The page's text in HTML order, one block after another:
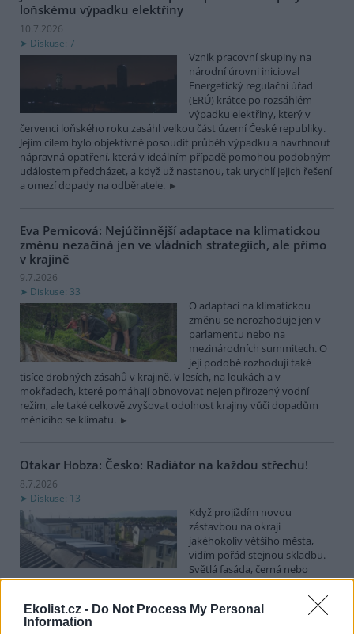
Ekolist.cz - Do Not Process My Personal
Information
loňskému výpadku elektřiny
10.7.2026
Diskuse: 7
Vznik pracovní skupiny na
národní úrovni inicioval
Energetický regulační úřad
(ERÚ) krátce po rozsáhlém
výpadku elektřiny, který v
červenci loňského roku zasáhl velkou část území České republiky.
Jejím cílem bylo objektivně posoudit průběh výpadku a navrhnout
nápravná opatření, která v ideálním případě pomohou podobným
událostem předcházet, a když už nastanou, tak urychlí jejich řešení
a omezí dopady na odběratele.
Eva Pernicová: Nejúčinnější adaptace na klimatickou
změnu nezačíná jen ve vládních strategiích, ale přímo
v krajině
9.7.2026
Diskuse: 33
O adaptaci na klimatickou
změnu se nerozhoduje jen v
parlamentu nebo na
mezinárodních summitech. O
její podobě rozhodují také
tisíce drobných zásahů v krajině. V lesích, na loukách a v
mokřadech, které pomáhají obnovovat nejen přirozený vodní
režim, ale také celkově zvyšovat odolnost krajiny vůči dopadům
měnícího se klimatu.
Otakar Hobza: Česko: Radiátor na každou střechu!
8.7.2026
Diskuse: 13
Když projíždím novou
zástavbou na okraji
jakéhokoliv většího města,
vidím pořád stejnou skladbu.
Světlá fasáda, černá nebo
aspoň velmi tmavá krytina. Dům vedle domu, ulice za ulicí, katalog
za katalogem. Není to náhoda ani vkus jednotlivce. Je to výchozí
nastavení, které nikdo v procesu návrhu vědomě neotevřel a
nezpochybnil.